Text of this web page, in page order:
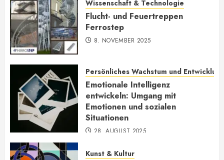
Wissenschaft & Technologie
Flucht- und Feuertreppen
Ferrostep
8. NOVEMBER 2025
Persönliches Wachstum und Entwicklung
Emotionale Intelligenz
entwickeln: Umgang mit
Emotionen und sozialen
Situationen
28. AUGUST 2025
Kunst & Kultur